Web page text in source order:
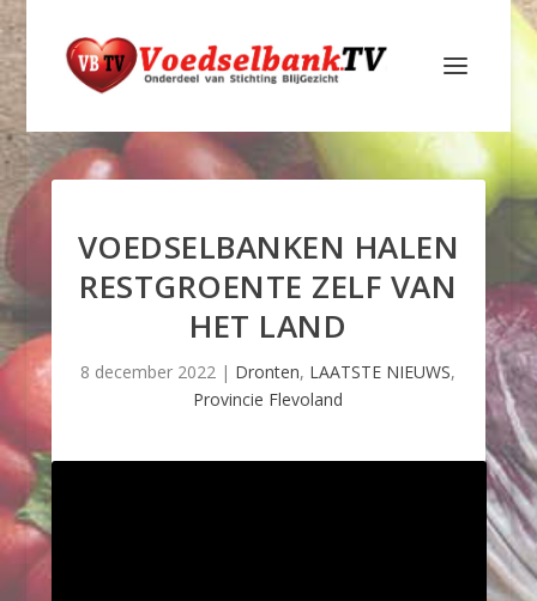
VOEDSELBANKEN HALEN
RESTGROENTE ZELF VAN
HET LAND
8 december 2022 | Dronten, LAATSTE NIEUWS,
Provincie Flevoland